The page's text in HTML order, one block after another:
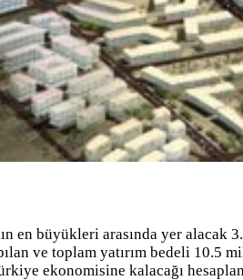
en büyükleri arasında yer alacak
ve toplam yatırım bedeli 10.5
ekonomisine kalacağı